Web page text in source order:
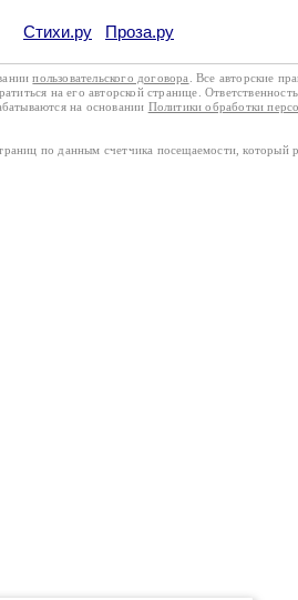
Стихи.ру Проза.ру
пользовательского договора
. Все авторские
на его авторской странице.
на основании Политики обработки
по данным счетчика посещаемости, который